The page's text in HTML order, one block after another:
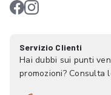
Servizio Clienti
Hai dubbi sui punti
promozioni? Consulta